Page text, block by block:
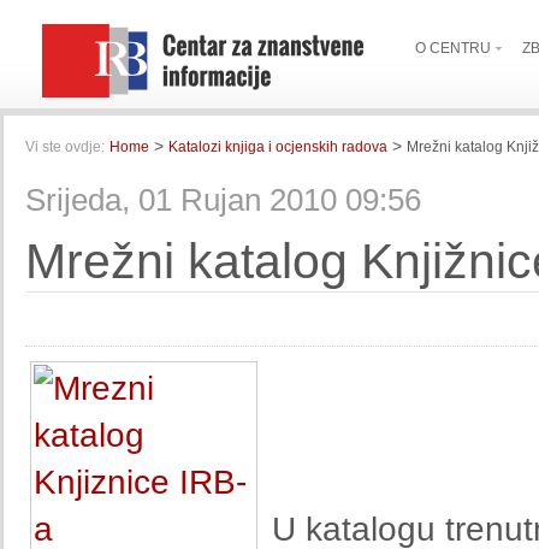
O CENTRU
Vi ste ovdje: Home > Katalozi knjiga i ocjenskih radova > Mrežni katalog
Srijeda, 01 Rujan 2010 09:56
Mrežni katalog
U katalogu